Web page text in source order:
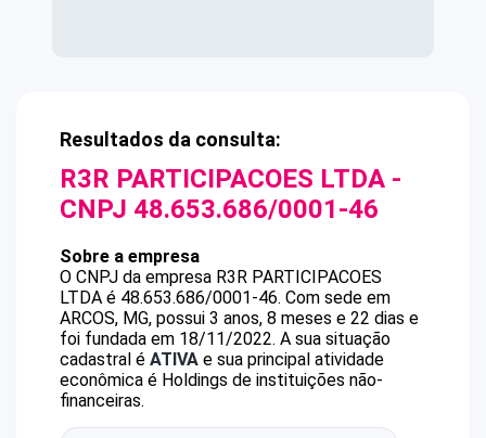
Resultados da consulta:
R3R PARTICIPACOES LTDA -
CNPJ 48.653.686/0001-46
Sobre a empresa
O CNPJ da empresa R3R PARTICIPACOES
LTDA é 48.653.686/0001-46. Com sede em
ARCOS, MG, possui 3 anos, 8 meses e 22 dias e
foi fundada em 18/11/2022. A sua situação
cadastral é ATIVA e sua principal atividade
econômica é Holdings de instituições não-
financeiras.